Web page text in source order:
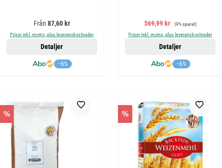
Ordinarie pris:
Från 87,60 kr
Priser inkl. moms, plus leveranskostnader
−6%
Detaljer
Försäljningspris:
569,99 kr Ordinarie pris:
(9% sparat)
Priser inkl. moms, plus leveranskostnader
−6%
Detaljer
% %